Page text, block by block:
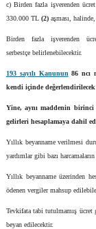
c) Birden fazla işverenden
330.000 TL (2) aşması,
Birden fazla işverenden
serbestçe belirlenebilecektir.
193 sayılı Kanunun 86 ncı
kendi içinde
Yine, aynı maddenin birinci
gelirleri hesaplamaya dahil
Yıllık beyanname verilmesi
yardımlar gibi bazı
Yıllık beyanname üzerinden
ödenen vergiler mahsup
Tevkifata tabi tutulmamış ücret
beyan edilecektir.